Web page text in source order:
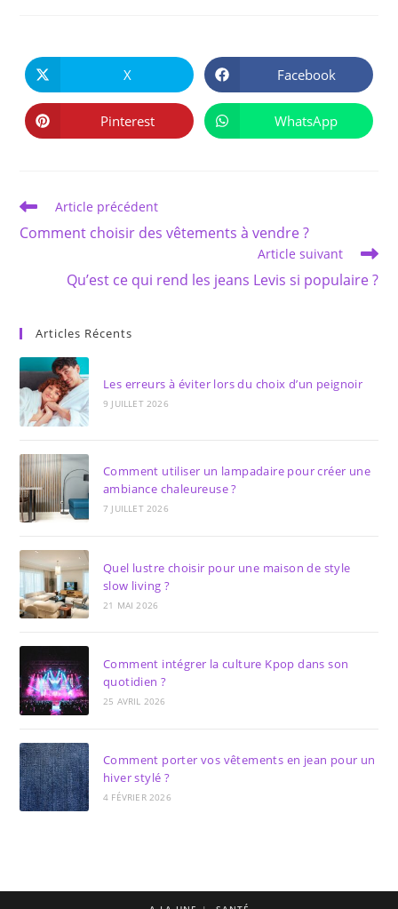
CE
CONTENU
Ouvrir
dans
une
autre
fenêtre
X Ouvrir
dans
une
autre
fenêtre
Facebook
Ouvrir
dans
Pinterest Ouvrir
dans
WhatsApp
Read
articles
Article précédent
Comment choisir des vêtements à vendre ?
Article suivant
Qu’est ce qui rend les jeans Levis si populaire ?
Articles Récents
Les erreurs à éviter lors du choix d’un peignoir
9 JUILLET 2026
Comment utiliser un lampadaire pour créer une
ambiance chaleureuse ?
7 JUILLET 2026
Quel lustre choisir pour une maison de style
slow living ?
21 MAI 2026
Comment intégrer la culture Kpop dans son
quotidien ?
25 AVRIL 2026
Comment porter vos vêtements en jean pour un
hiver stylé ?
4 FÉVRIER 2026